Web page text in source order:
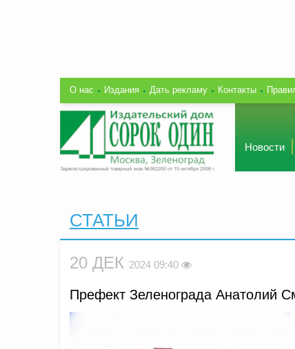
О нас Издания Дать рекламу Контакты
Новости
СТАТЬИ
20 ДЕК 2024 09:40
Префект Зеленограда Анатолий